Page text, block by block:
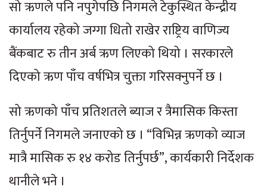
सो ऋणले पनि नपुगेपछि निगमले टेकुस्थित केन्द्रीय
कार्यालय रहेको जग्गा धितो राखेर राष्ट्रिय वाणिज्य
बैंकबाट रु तीन अर्ब ऋण लिएको थियो । सरकारले
दिएको ऋण पाँच वर्षभित्र चुक्ता गरिसक्नुपर्ने छ ।
सो ऋणको पाँच प्रतिशतले ब्याज र त्रैमासिक किस्ता
तिर्नुपर्ने निगमले जनाएको छ । “विभिन्न ऋणको व्याज
मात्रै मासिक रु १४ करोड तिर्नुपर्छ”, कार्यकारी निर्देशक
थानीले भने ।